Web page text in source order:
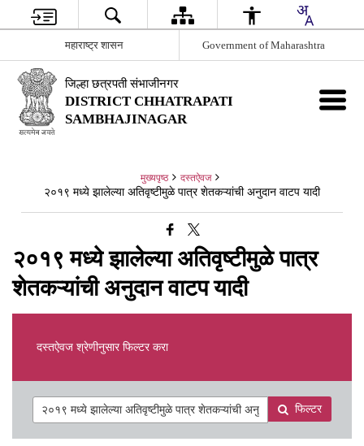
महाराष्ट्र शासन Government of Maharashtra
जिल्हा छत्रपती संभाजीनगर
DISTRICT CHHATRAPATI
SAMBHAJINAGAR
मुख्यपृष्ठ दस्तऐवज
२०१९ मध्ये झालेल्या अतिवृष्टीमुळे पात्र शेतकऱ्यांची अनुदान वाटप यादी
२०१९ मध्ये झालेल्या अतिवृष्टीमुळे पात्र
शेतकऱ्यांची अनुदान वाटप यादी
दस्तऐवज श्रेणीनुसार फिल्टर करा
फिल्टर